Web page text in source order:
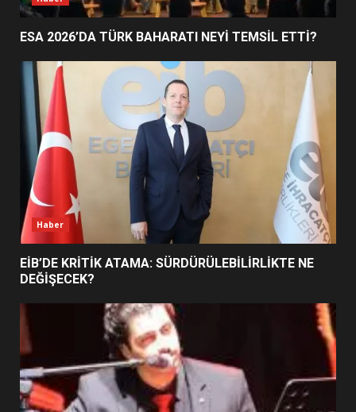
5
UZATILDI: NE DEĞİŞTİ?
6
BURHANİYE SATRANÇ
TURNUVASI KAYITLARI NEYİ
DEĞİŞTİRİYOR?
BURHANİYE BELEDİYESPOR’DA
YENİ YÖNETİM NASIL
ESA 2026’DA TÜRK BAHARATI NEYİ TEMSİL ETTİ?
Haber
EİB’DE KRİTİK ATAMA: SÜRDÜRÜLEBİLİRLİKTE NE
DEĞİŞECEK?